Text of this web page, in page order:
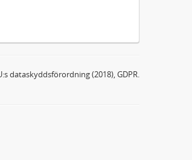
dataskyddsförordning (2018), GDPR.